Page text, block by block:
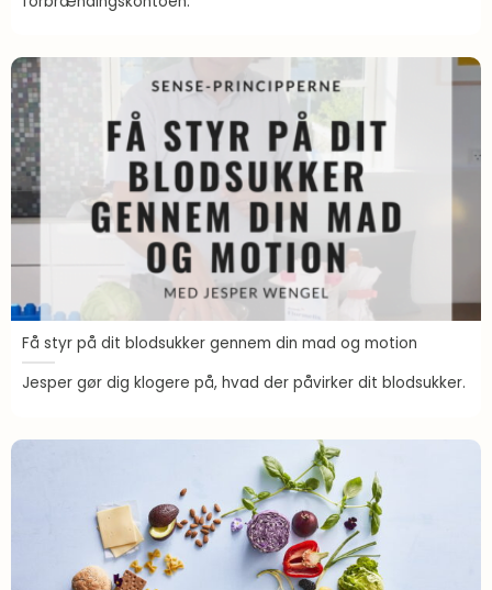
Vægttabsmedicin
Vaner
Få styr på dit blodsukker gennem din mad og motion
Jesper gør dig klogere på, hvad der påvirker dit blodsukker.